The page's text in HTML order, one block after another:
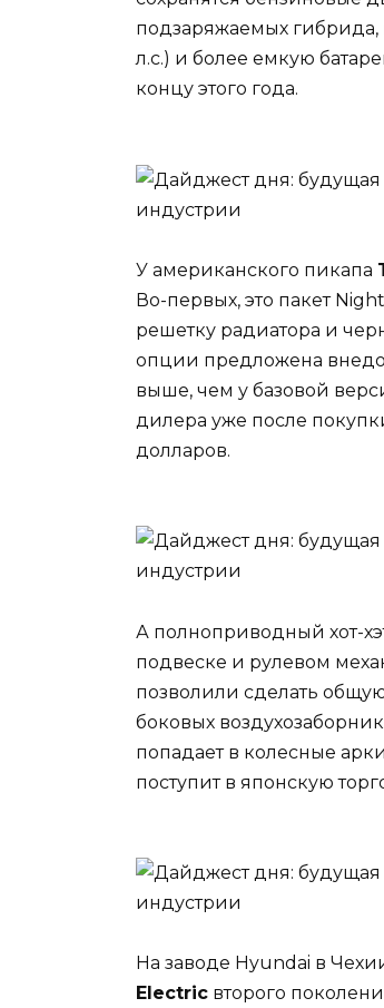
подзаряжаемых гибрида,
л.с.) и более емкую
концу этого года.
У американского пикапа
Во-первых, это пакет
решетку радиатора и
опции предложена
выше, чем у базовой
дилера уже после
долларов.
А полноприводный хот-
подвеске и рулевом
позволили сделать
боковых
попадает в колесные
поступит в японскую
На заводе Hyundai в
Electric второго